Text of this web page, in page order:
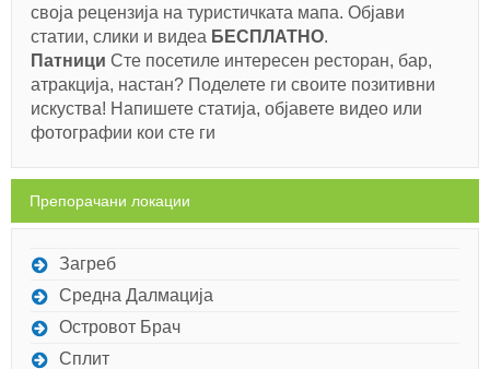
своја рецензија на туристичката мапа. Објави
статии, слики и видеа БЕСПЛАТНO.
Патници Сте посетиле интересен ресторан, бар,
атракција, настан? Поделете ги своите позитивни
искуства! Напишете статија, објавете видео или
фотографии кои сте ги
Препорачани локации
Загреб
Средна Далмација
Островот Брач
Сплит